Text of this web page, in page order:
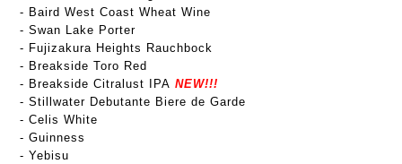
- Baird West Coast Wheat Wine
- Swan Lake Porter
- Fujizakura Heights Rauchbock
- Breakside Toro Red
- Breakside Citralust IPA NEW!!!
- Stillwater Debutante Biere de Garde
- Celis White
- Guinness
- Yebisu